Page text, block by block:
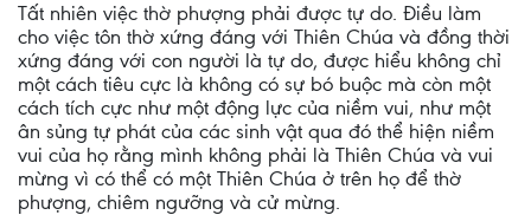
Tất nhiên việc thờ phượng phải được tự do. Điều làm
cho việc tôn thờ xứng đáng với Thiên Chúa và đồng thời
xứng đáng với con người là tự do, được hiểu không chỉ
một cách tiêu cực là không có sự bó buộc mà còn một
cách tích cực như một động lực của niềm vui, như một
ân sủng tự phát của các sinh vật qua đó thể hiện niềm
vui của họ rằng mình không phải là Thiên Chúa và vui
mừng vì có thể có một Thiên Chúa ở trên họ để thờ
phượng, chiêm ngưỡng và cử mừng.